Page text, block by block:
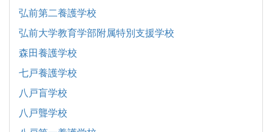
弘前第二養護学校
弘前大学教育学部附属特別支援学校
森田養護学校
七戸養護学校
八戸盲学校
八戸聾学校